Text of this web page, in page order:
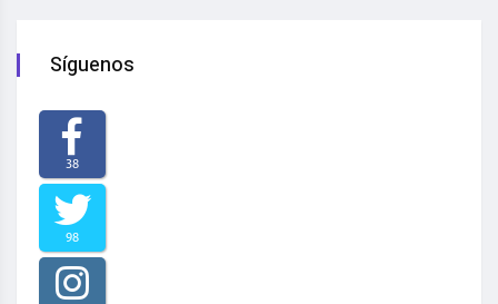
Síguenos
38
98